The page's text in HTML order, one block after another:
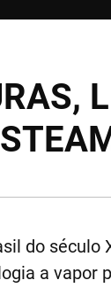
do
a vapor